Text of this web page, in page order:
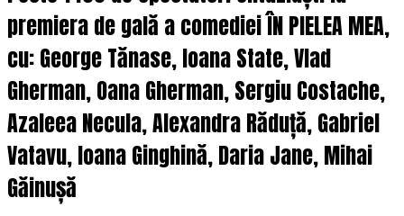
premiera de gală a comediei ÎN PIELEA MEA,
cu: George Tănase, Ioana State, Vlad
Gherman, Oana Gherman, Sergiu Costache,
Azaleea Necula, Alexandra Răduță, Gabriel
Vatavu, Ioana Ginghină, Daria Jane, Mihai
Găinușă